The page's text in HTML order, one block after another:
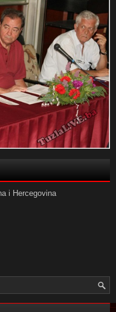
i Hercegovina